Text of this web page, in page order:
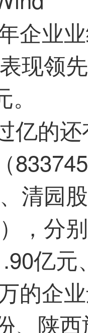
企业
表现领
亿的
、清园
，分
亿
的企
、陕